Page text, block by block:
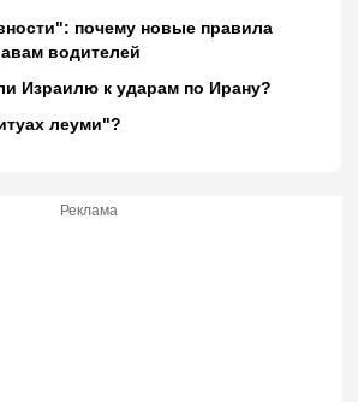
почему новые правила
водителей
Израилю к ударам по Ирану?
леуми"?
Реклама